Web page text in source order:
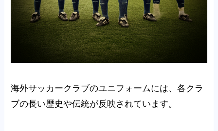
海外サッカークラブのユニフォームには、各クラ
ブの長い歴史や伝統が反映されています。